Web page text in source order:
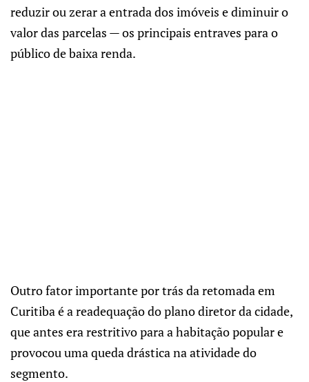
reduzir ou zerar a entrada dos imóveis e diminuir o
valor das parcelas — os principais entraves para o
público de baixa renda.
Outro fator importante por trás da retomada em
Curitiba é a readequação do plano diretor da cidade,
que antes era restritivo para a habitação popular e
provocou uma queda drástica na atividade do
segmento.